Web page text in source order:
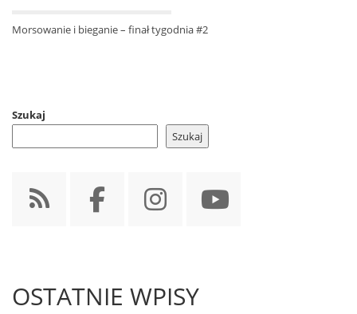
Morsowanie i bieganie – finał tygodnia #2
Szukaj
Szukaj
OSTATNIE WPISY